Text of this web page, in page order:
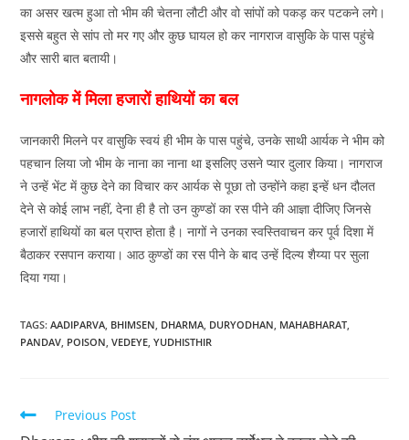
का असर खत्म हुआ तो भीम की चेतना लौटी और वो सांपों को पकड़ कर पटकने लगे।
इससे बहुत से सांप तो मर गए और कुछ घायल हो कर नागराज वासुकि के पास पहुंचे
और सारी बात बतायी।
नागलोक में मिला हजारों हाथियों का बल
जानकारी मिलने पर वासुकि स्वयं ही भीम के पास पहुंचे, उनके साथी आर्यक ने भीम को
पहचान लिया जो भीम के नाना का नाना था इसलिए उसने प्यार दुलार किया। नागराज
ने उन्हें भेंट में कुछ देने का विचार कर आर्यक से पूछा तो उन्होंने कहा इन्हें धन दौलत
देने से कोई लाभ नहीं, देना ही है तो उन कुण्डों का रस पीने की आज्ञा दीजिए जिनसे
हजारों हाथियों का बल प्राप्त होता है। नागों ने उनका स्वस्तिवाचन कर पूर्व दिशा में
बैठाकर रसपान कराया। आठ कुण्डों का रस पीने के बाद उन्हें दिल्य शैय्या पर सुला
दिया गया।
TAGS:AADIPARVA, BHIMSEN, DHARMA, DURYODHAN, MAHABHARAT,
PANDAV, POISON, VEDEYE, YUDHISTHIR
Previous Post